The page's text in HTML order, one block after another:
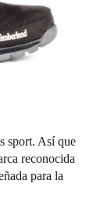
sport. Así que
reconocida
para la